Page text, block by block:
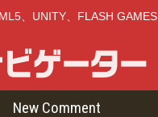
、UNITY、FLASH GAMES
New Comment